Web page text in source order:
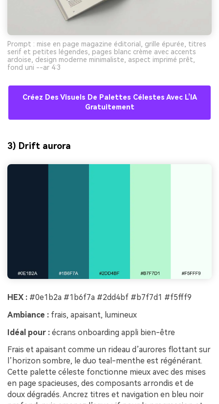
Prompt : mise en page magazine éditorial, grille épurée, titres
serif et petites légendes, pages blanc crème avec accents
ardoise, design moderne minimaliste, aspect imprimé prêt,
fond uni --ar 4:3
Créez Des Visuels De Palettes Célestes Avec L’IA
Gratuitement
3) Drift aurora
HEX : #0e1b2a #1b6f7a #2dd4bf #b7f7d1 #f5fff9
Ambiance : frais, apaisant, lumineux
Idéal pour : écrans onboarding appli bien-être
Frais et apaisant comme un rideau d’aurores flottant sur
l’horizon sombre, le duo teal-menthe est régénérant.
Cette palette céleste fonctionne mieux avec des mises
en page spacieuses, des composants arrondis et de
doux dégradés. Ancrez titres et navigation en bleu noir